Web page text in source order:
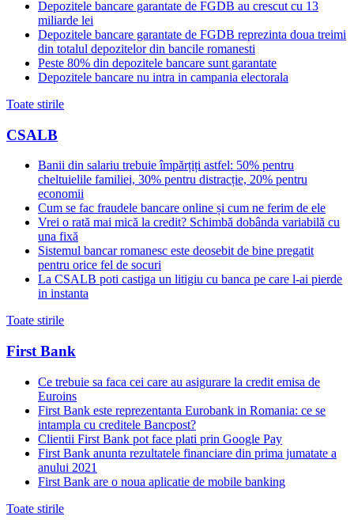
Depozitele bancare garantate de FGDB au crescut cu 13
miliarde lei
Depozitele bancare garantate de FGDB reprezinta doua treimi
din totalul depozitelor din bancile romanesti
Peste 80% din depozitele bancare sunt garantate
Depozitele bancare nu intra in campania electorala
Toate stirile
CSALB
Banii din salariu trebuie împărțiți astfel: 50% pentru
cheltuielile familiei, 30% pentru distracție, 20% pentru
economii
Cum se fac fraudele bancare online și cum ne ferim de ele
Vrei o rată mai mică la credit? Schimbă dobânda variabilă cu
una fixă
Sistemul bancar romanesc este deosebit de bine pregatit
pentru orice fel de socuri
La CSALB poti castiga un litigiu cu banca pe care l-ai pierde
in instanta
Toate stirile
First Bank
Ce trebuie sa faca cei care au asigurare la credit emisa de
Euroins
First Bank este reprezentanta Eurobank in Romania: ce se
intampla cu creditele Bancpost?
Clientii First Bank pot face plati prin Google Pay
First Bank anunta rezultatele financiare din prima jumatate a
anului 2021
First Bank are o noua aplicatie de mobile banking
Toate stirile